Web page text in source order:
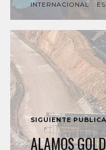
INTERNACIONAL
SIGUIENTE
ALAMOS